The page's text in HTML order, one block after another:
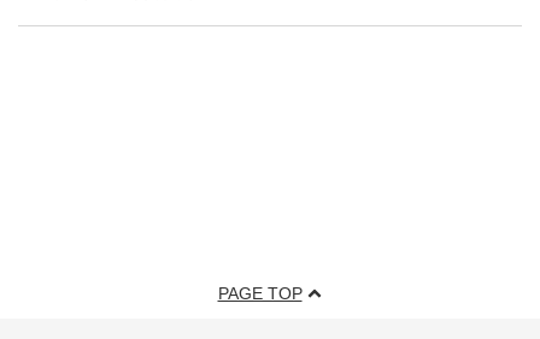
PAGE TOP